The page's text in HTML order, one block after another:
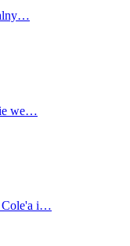
we…
Cole'a i…